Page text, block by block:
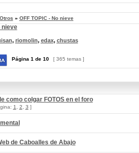
Otros » OFF TOPIC - No nieve
nieve
, riomolin, edax, chustas
Página 1 de 10 [ 365 temas ]
como colgar FOTOS en el foro
1 2 3 ]
de Caboalles de Abajo